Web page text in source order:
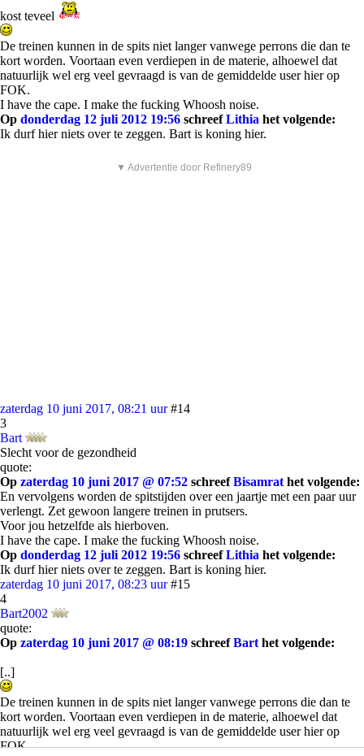
kost teveel
De treinen kunnen in de spits niet langer vanwege perrons die dan te
kort worden. Voortaan even verdiepen in de materie, alhoewel dat
natuurlijk wel erg veel gevraagd is van de gemiddelde user hier op
FOK.
I have the cape. I make the fucking Whoosh noise.
Op donderdag 12 juli 2012 19:56 schreefLithia het volgende:
Ik durf hier niets over te zeggen. Bart is koning hier.
▼ Advertentie door Refinery89
zaterdag 10 juni 2017, 08:21 uur #14
3
Bart
Slecht voor de gezondheid
quote:
Op zaterdag 10 juni 2017 @ 07:52 schreefBisamrat het volgende:
En vervolgens worden de spitstijden over een jaartje met een paar uur
verlengt. Zet gewoon langere treinen in prutsers.
Voor jou hetzelfde als hierboven.
I have the cape. I make the fucking Whoosh noise.
Op donderdag 12 juli 2012 19:56 schreefLithia het volgende:
Ik durf hier niets over te zeggen. Bart is koning hier.
zaterdag 10 juni 2017, 08:23 uur #15
4
Bart2002
quote:
Op zaterdag 10 juni 2017 @ 08:19 schreefBart het volgende:
[..]
De treinen kunnen in de spits niet langer vanwege perrons die dan te
kort worden. Voortaan even verdiepen in de materie, alhoewel dat
natuurlijk wel erg veel gevraagd is van de gemiddelde user hier op
FOK.